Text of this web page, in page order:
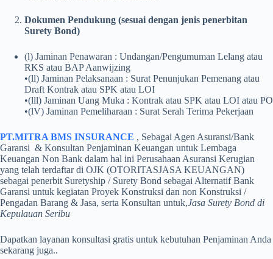
Dokumen Pendukung (sesuai dengan jenis penerbitan
Surety Bond)
(l) Jaminan Penawaran : Undangan/Pengumuman Lelang atau
RKS atau BAP Aanwijzing
•(ll) Jaminan Pelaksanaan : Surat Penunjukan Pemenang atau
Draft Kontrak atau SPK atau LOI
•(lll) Jaminan Uang Muka : Kontrak atau SPK atau LOI atau PO
•(lV) Jaminan Pemeliharaan : Surat Serah Terima Pekerjaan
PT.MITRA BMS INSURANCE , Sebagai Agen Asuransi/Bank
Garansi & Konsultan Penjaminan Keuangan untuk Lembaga
Keuangan Non Bank dalam hal ini Perusahaan Asuransi Kerugian
yang telah terdaftar di OJK (OTORITASJASA KEUANGAN)
sebagai penerbit Suretyship / Surety Bond sebagai Alternatif Bank
Garansi untuk kegiatan Proyek Konstruksi dan non Konstruksi /
Pengadan Barang & Jasa, serta Konsultan untuk,Jasa Surety Bond di
Kepulauan Seribu
Dapatkan layanan konsultasi gratis untuk kebutuhan Penjaminan Anda
sekarang juga..